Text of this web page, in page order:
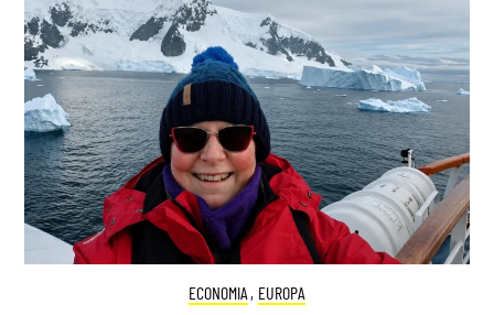
ECONOMIA , EUROPA